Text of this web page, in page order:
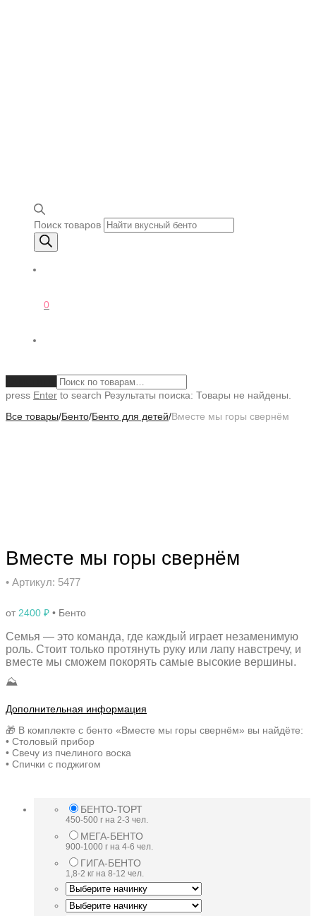
Поиск товаров
0
press Enter to search Результаты поиска: Товары не найдены.
Все товары/Бенто/Бенто для детей/Вместе мы горы свернём
Вместе мы горы свернём
• Артикул: 5477
от 2400 ₽ • Бенто
Семья — это команда, где каждый играет незаменимую
роль. Стоит только протянуть руку или лапу навстречу, и
вместе мы сможем покорять самые высокие вершины.
⛰️
Дополнительная информация
🎁 В комплекте с бенто «Вместе мы горы свернём» вы найдёте:
• Столовый прибор
• Свечу из пчелиного воска
• Спички с поджигом
БЕНТО-ТОРТ
450-500 г на 2-3 чел.
МЕГА-БЕНТО
900-1000 г на 4-6 чел.
ГИГА-БЕНТО
1,8-2 кг на 8-12 чел.